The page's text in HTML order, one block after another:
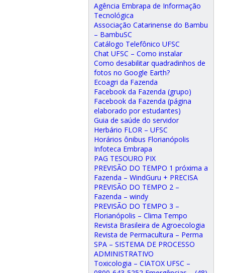
Agência Embrapa de Informação
Tecnológica
Associação Catarinense do Bambu
– BambuSC
Catálogo Telefônico UFSC
Chat UFSC – Como instalar
Como desabilitar quadradinhos de
fotos no Google Earth?
Ecoagri da Fazenda
Facebook da Fazenda (grupo)
Facebook da Fazenda (página
elaborado por estudantes)
Guia de saúde do servidor
Herbário FLOR – UFSC
Horários ônibus Florianópolis
Infoteca Embrapa
PAG TESOURO PIX
PREVISÃO DO TEMPO 1 próxima a
Fazenda – WindGuru + PRECISA
PREVISÃO DO TEMPO 2 –
Fazenda – windy
PREVISÃO DO TEMPO 3 –
Florianópolis – Clima Tempo
Revista Brasileira de Agroecologia
Revista de Permacultura – Perma
SPA – SISTEMA DE PROCESSO
ADMINISTRATIVO
Toxicologia – CIATOX UFSC –